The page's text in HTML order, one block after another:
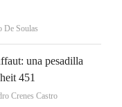
De Soulas
una pesadilla
451
Crenes Castro